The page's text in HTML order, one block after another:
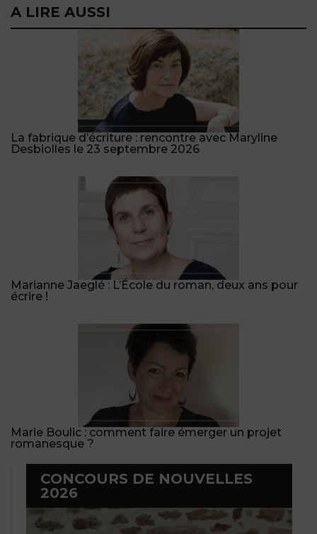
A LIRE AUSSI
La fabrique d’écriture : rencontre avec Maryline
Desbiolles le 23 septembre 2026
Marianne Jaeglé : L’École du roman, deux ans pour
écrire !
Marie Boulic : comment faire émerger un projet
romanesque ?
CONCOURS DE NOUVELLES
2026